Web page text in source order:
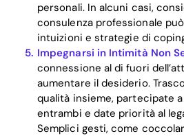
personali. In alcuni casi,
consulenza professionale
intuizioni e strategie di
Impegnarsi in Intimità Non
connessione al di fuori
aumentare il desiderio.
qualità insieme, partecipate
entrambi e date priorità al
Semplici gesti, come